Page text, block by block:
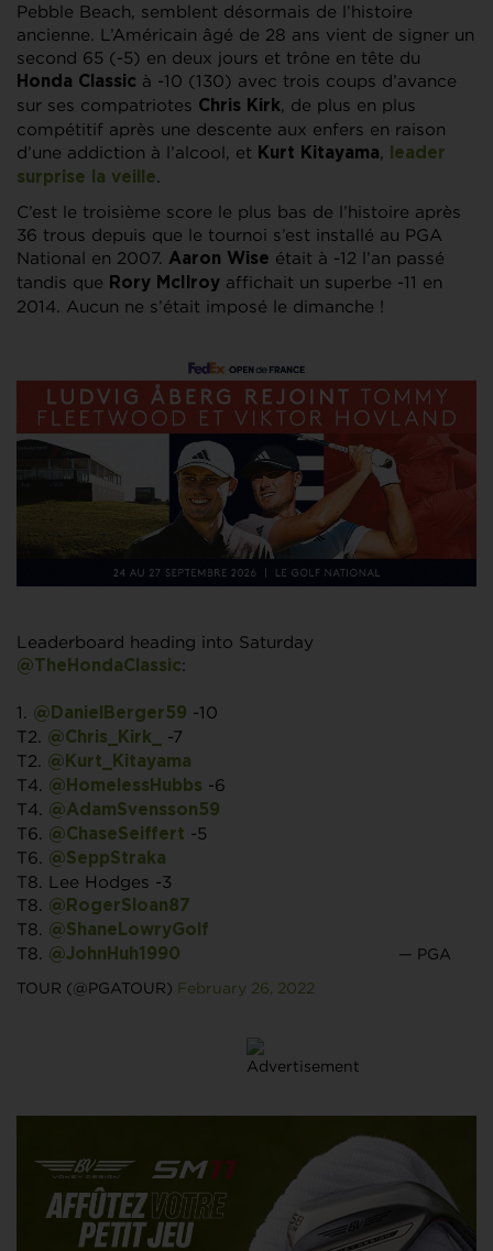
Pebble Beach, semblent désormais de l’histoire
ancienne. L’Américain âgé de 28 ans vient de signer un
second 65 (-5) en deux jours et trône en tête du
Honda Classic à -10 (130) avec trois coups d’avance
sur ses compatriotes Chris Kirk, de plus en plus
compétitif après une descente aux enfers en raison
d’une addiction à l’alcool, et Kurt Kitayama,
leader
surprise la veille.
C’est le troisième score le plus bas de l’histoire après
36 trous depuis que le tournoi s’est installé au PGA
National en 2007. Aaron Wise était à -12 l’an passé
tandis que Rory McIlroy affichait un superbe -11 en
2014. Aucun ne s’était imposé le dimanche !
Leaderboard heading into Saturday
@TheHondaClassic:
1. @DanielBerger59 -10
T2. @Chris_Kirk_
-7
T2. @Kurt_Kitayama
T4. @HomelessHubbs -6
T4. @AdamSvensson59
T6. @ChaseSeiffert -5
T6. @SeppStraka
T8. Lee Hodges -3
T8. @RogerSloan87
T8. @ShaneLowryGolf
T8. @JohnHuh1990 — PGA
TOUR (@PGATOUR) February 26, 2022